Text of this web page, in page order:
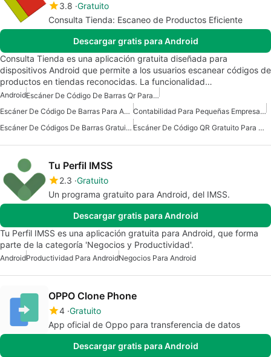
3.8 Gratuito
Consulta Tienda: Escaneo de Productos Eficiente
Descargar gratis para Android
Consulta Tienda es una aplicación gratuita diseñada para
dispositivos Android que permite a los usuarios escanear códigos de
productos en tiendas reconocidas. La funcionalidad…
Android
Escáner De Código De Barras Qr Para Android
Escáner De Código De Barras Para Android
Contabilidad Para Pequeñas Empresas En Android
Escáner De Códigos De Barras Gratuito Para Android
Escáner De Código QR Gratuito Para Android
Tu Perfil IMSS
2.3 Gratuito
Un programa gratuito para Android, del IMSS.
Descargar gratis para Android
Tu Perfil IMSS es una aplicación gratuita para Android, que forma
parte de la categoría 'Negocios y Productividad'.
AndroidProductividad Para AndroidNegocios Para Android
OPPO Clone Phone
4 Gratuito
App oficial de Oppo para transferencia de datos
Descargar gratis para Android